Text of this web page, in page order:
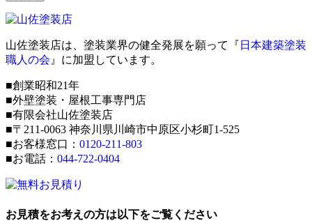
山佐塗装店は、塗装業界の健全発展を願って『 日本建築塗装
職人の会 』に加盟しています。
■創業昭和21年
■外壁塗装・屋根工事専門店
■有限会社山佐塗装店
■〒211-0063 神奈川県川崎市中原区小杉町1-525
■お客様窓口： 0120-211-803
■お電話： 044-722-0404
お見積をお考えの方は以下をご覧ください